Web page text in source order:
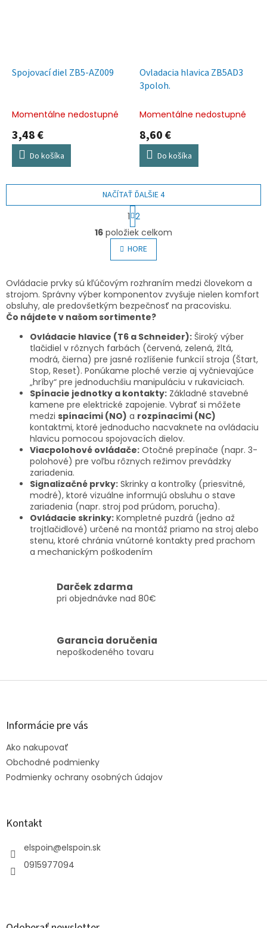
Spojovací diel ZB5-AZ009
Momentálne nedostupné
3,48 €
Do košíka
Ovladacia hlavica ZB5AD3
3poloh.
Momentálne nedostupné
8,60 €
Do košíka
O
v
l
á
a
c
i
e
r
v
k
y
v
ý
p
i
s
u
NAČÍTAŤ ĎALŠIE 4
S
t
r
á
n
k
v
a
n
i
e
1 2
16 položiek celkom
HORE
Ovládacie prvky sú kľúčovým rozhraním medzi človekom a
strojom. Správny výber komponentov zvyšuje nielen komfort
obsluhy, ale predovšetkým bezpečnosť na pracovisku.
Čo nájdete v našom sortimente?
Ovládacie hlavice (T6 a Schneider): Široký výber
tlačidiel v rôznych farbách (červená, zelená, žltá,
modrá, čierna) pre jasné rozlíšenie funkcií stroja (Štart,
Stop, Reset). Ponúkame ploché verzie aj vyčnievajúce
„hríby“ pre jednoduchšiu manipuláciu v rukaviciach.
Spínacie jednotky a kontakty: Základné stavebné
kamene pre elektrické zapojenie. Vybrať si môžete
medzi spínacími (NO) a rozpínacími (NC)
kontaktmi, ktoré jednoducho nacvaknete na ovládaciu
hlavicu pomocou spojovacích dielov.
Viacpolohové ovládače: Otočné prepínače (napr. 3-
polohové) pre voľbu rôznych režimov prevádzky
zariadenia.
Signalizačné prvky: Skrinky a kontrolky (priesvitné,
modré), ktoré vizuálne informujú obsluhu o stave
zariadenia (napr. stroj pod prúdom, porucha).
Ovládacie skrinky: Kompletné puzdrá (jedno až
trojtlačidlové) určené na montáž priamo na stroj alebo
stenu, ktoré chránia vnútorné kontakty pred prachom
a mechanickým poškodením
Darček zdarma
pri objednávke nad 80€
Garancia doručenia
nepoškodeného tovaru
Z
Informácie pre vás
Ako nakupovať
Obchodné podmienky
Podmienky ochrany osobných údajov
Kontakt
elspoin@elspoin.sk
0915977094